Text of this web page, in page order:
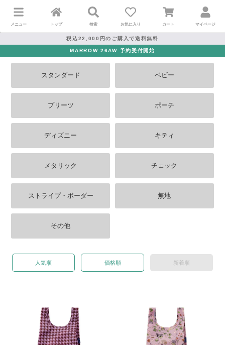
メニュー トップ 検索 お気に入り カート マイページ
税込22,000円のご購入で送料無料
MARROW 26AW 予約受付開始
スタンダード ベビー
プリーツ ポーチ
ディズニー キティ
メタリック チェック
ストライプ・ボーダー 無地
その他
人気順 価格順 新着順